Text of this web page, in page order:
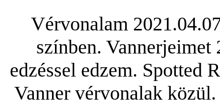
Vérvonalam
színben.
edzéssel edzem. Spotted
Vanner vérvonalak